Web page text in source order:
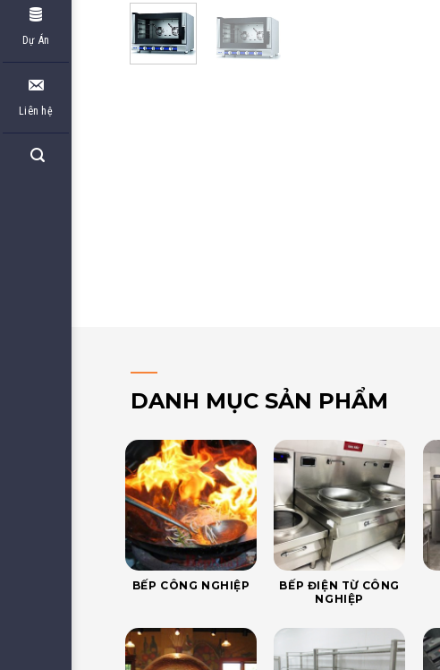
Dự Án
Liên hệ
DANH MỤC SẢN PHẨM
BẾP CÔNG NGHIỆP
BẾP ĐIỆN TỪ CÔNG
NGHIỆP